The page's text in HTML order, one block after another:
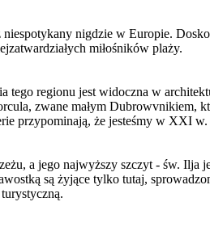
nigdzie w Europie.
miłośników plaży.
regionu jest widoczna w
zwane małym Dubrowvnikiem,
przypominają, że jesteśmy w XXI w.
a jego najwyższy szczyt - św. Ilja
są żyjące tylko tutaj,